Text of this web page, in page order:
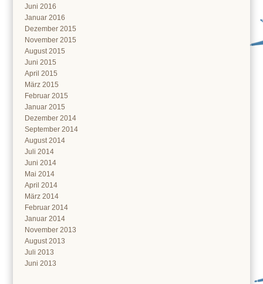
Juni 2016
Januar 2016
Dezember 2015
November 2015
August 2015
Juni 2015
April 2015
März 2015
Februar 2015
Januar 2015
Dezember 2014
September 2014
August 2014
Juli 2014
Juni 2014
Mai 2014
April 2014
März 2014
Februar 2014
Januar 2014
November 2013
August 2013
Juli 2013
Juni 2013